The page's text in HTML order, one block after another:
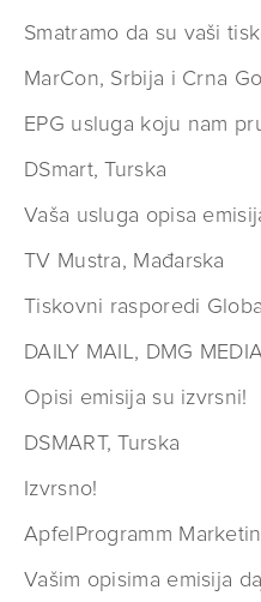
Smatramo da su vaši
MarCon, Srbija i Crna
EPG usluga koju nam
DSmart, Turska
Vaša usluga opisa
TV Mustra, Mađarska
Tiskovni rasporedi
DAILY MAIL, DMG
Opisi emisija su izvrsni!
DSMART, Turska
Izvrsno!
ApfelProgramm
Vašim opisima emisija